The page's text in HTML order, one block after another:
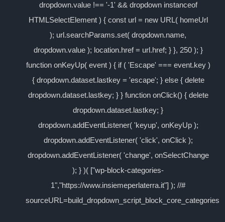
dropdown.value !== '-1' && dropdown instanceof
HTMLSelectElement ) { const url = new URL( homeUrl
); url.searchParams.set( dropdown.name,
dropdown.value ); location.href = url.href; } }, 250 ); }
function onKeyUp( event ) { if ( 'Escape' === event.key )
{ dropdown.dataset.lastkey = 'escape'; } else { delete
dropdown.dataset.lastkey; } } function onClick() { delete
dropdown.dataset.lastkey; }
dropdown.addEventListener( 'keyup', onKeyUp );
dropdown.addEventListener( 'click', onClick );
dropdown.addEventListener( 'change', onSelectChange
); } )( ["wp-block-categories-
1","https://www.insiemeperlaterra.it"] ); //#
sourceURL=build_dropdown_script_block_core_categories